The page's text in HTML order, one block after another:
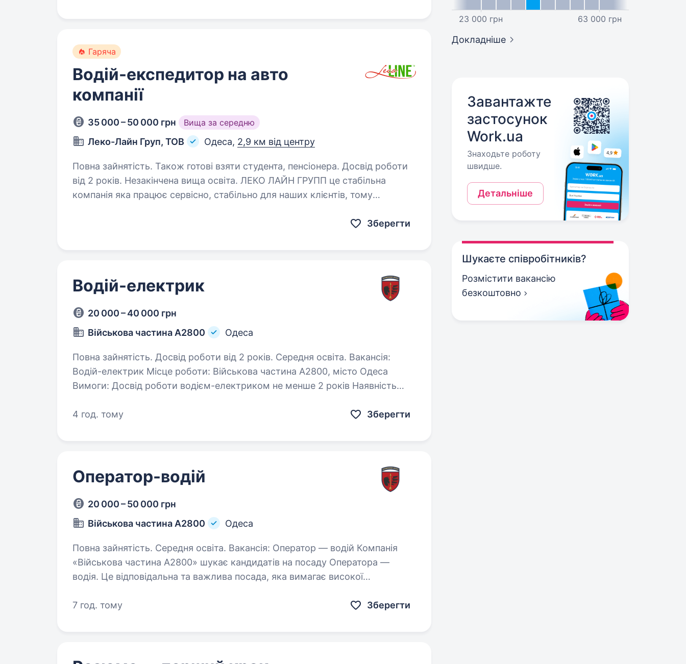
Гаряча
Водій-експедитор на авто
компанії
35 000 – 50 000 грн Вища за середню
Леко-Лайн Груп, ТОВ Одеса, 2,9 км від центру
Повна зайнятість. Також готові взяти студента, пенсіонера. Досвід роботи
від 2 років. Незакінчена вища освіта. ЛЕКО ЛАЙН ГРУПП це стабільна
компанія яка працює сервісно, стабільно для наших клієнтів, тому
Зберегти
Водій-електрик
20 000 – 40 000 грн
Військова частина А2800
Одеса
Повна зайнятість. Досвід роботи від 2 років. Середня освіта. Вакансія:
Водій-електрик Місце роботи: Військова частина А2800, місто Одеса
Вимоги: Досвід роботи водієм-електриком не менше 2 років Наявність
4 год. тому
Зберегти
Оператор-водій
20 000 – 50 000 грн
Військова частина А2800
Одеса
Повна зайнятість. Середня освіта. Вакансія: Оператор — водій Компанія
«Військова частина А2800» шукає кандидатів на посаду Оператора —
водія. Це відповідальна та важлива посада, яка вимагає високої
7 год. тому
Зберегти
23 000 грн 63 000 грн
Докладніше
Завантажте
застосунок
Work.ua
Знаходьте роботу
швидше.
Детальніше
Шукаєте співробітників?
Розмістити вакансію
безкоштовно